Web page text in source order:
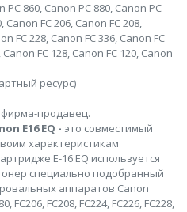
860, Canon PC 880, Canon PC
Canon FC 206, Canon FC 208,
FC 228, Canon FC 336, Canon FC
FC 128, Canon FC 120, Canon
ресурс)
фирма-продавец.
Е16 EQ - это совместимый
характеристикам
Е-16 EQ используется
специально подобранный
аппаратов Canon
FC206, FC208, FC224, FC226, FC228,